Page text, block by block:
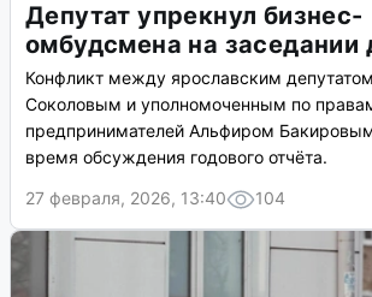
Депутат упрекнул бизнес-
омбудсмена на заседании
Конфликт между ярославским
Соколовым и уполномоченным по
предпринимателей Альфиром
время обсуждения годового отчёта.
27 февраля, 2026, 13:40
104